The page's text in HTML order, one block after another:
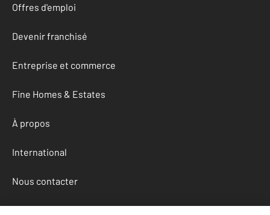
Offres d'emploi
Devenir franchisé
Entreprise et commerce
Fine Homes & Estates
À propos
International
Nous contacter